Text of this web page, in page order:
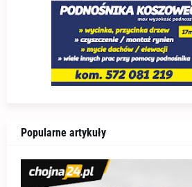
Popularne artykuły